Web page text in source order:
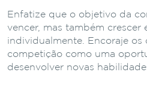
Enfatize que o objetivo da
vencer, mas também crescer
individualmente. Encoraje os
competição como uma
desenvolver novas